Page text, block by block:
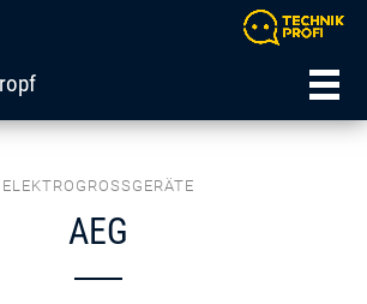
ELEKTROGROSSGERÄTE
AEG